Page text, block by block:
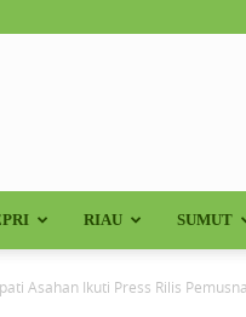
RIAU SUMUT
Asahan Ikuti Press Rilis